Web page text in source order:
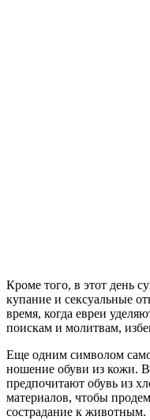
Кроме того, в этот день
купание и сексуальные
время, когда евреи
поискам и молитвам,
Еще одним символом
ношение обуви из кожи.
предпочитают обувь из
материалов, чтобы
сострадание к животным.